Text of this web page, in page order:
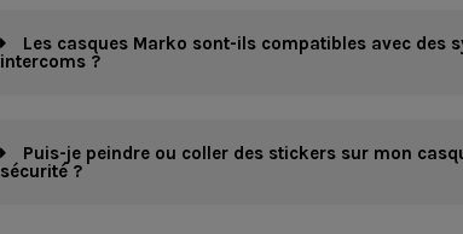
Les casques Marko sont-ils compatibles avec des
intercoms ?
Puis-je peindre ou coller des stickers sur mon
sécurité ?